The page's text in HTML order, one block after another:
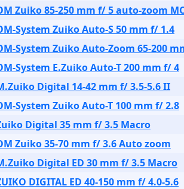
Zuiko 85-250 mm f/ 5 auto-zoom
System Zuiko Auto-S 50 mm f/ 1.4
System Zuiko Auto-Zoom 65-200
System E.Zuiko Auto-T 200 mm f/ 4
Digital 14-42 mm f/ 3.5-5.6 II
System Zuiko Auto-T 100 mm f/ 2.8
Digital 35 mm f/ 3.5 Macro
Zuiko 35-70 mm f/ 3.6 Auto zoom
Digital ED 30 mm f/ 3.5 Macro
DIGITAL ED 40-150 mm f/ 4.0-5.6